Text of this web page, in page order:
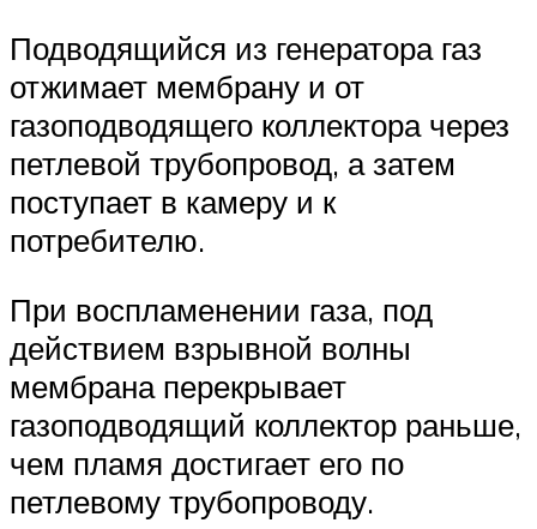
Подводящийся из генератора газ
отжимает мембрану и от
газоподводящего коллектора через
петлевой трубопровод, а затем
поступает в камеру и к
потребителю.
При воспламенении газа, под
действием взрывной волны
мембрана перекрывает
газоподводящий коллектор раньше,
чем пламя достигает его по
петлевому трубопроводу.